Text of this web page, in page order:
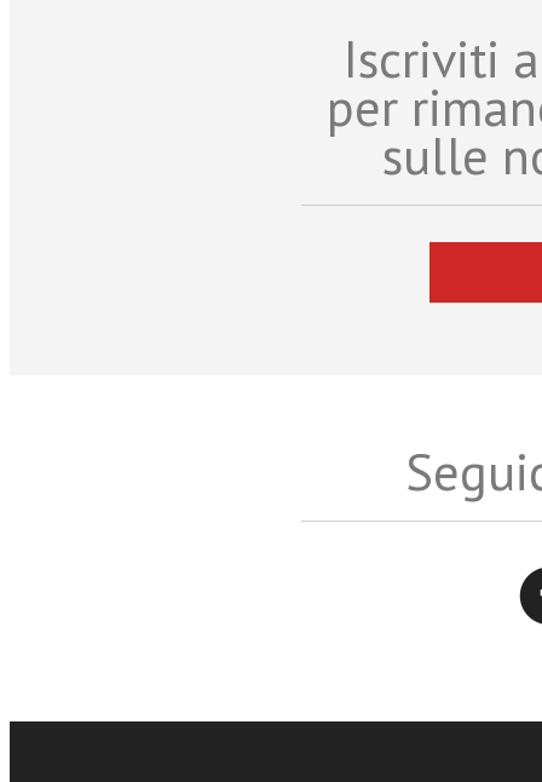
Iscriviti
per
sulle